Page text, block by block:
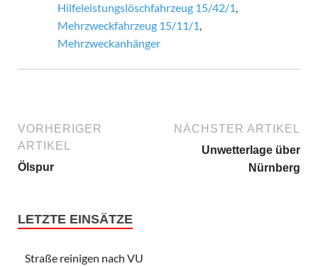
Hilfeleistungslöschfahrzeug 15/42/1,
Mehrzweckfahrzeug 15/11/1,
Mehrzweckanhänger
VORHERIGER
ARTIKEL
Ölspur
NÄCHSTER ARTIKEL
Unwetterlage über
Nürnberg
LETZTE EINSÄTZE
Straße reinigen nach VU